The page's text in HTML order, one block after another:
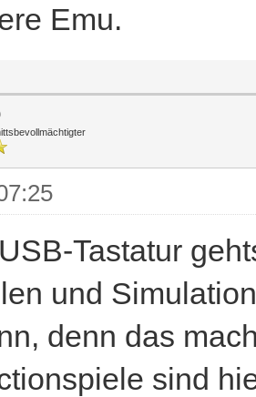
Emu.
Tastatur
und
denn das
sind